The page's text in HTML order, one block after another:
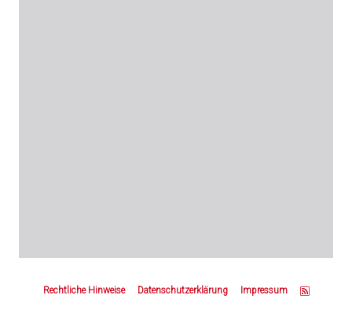
Rechtliche Hinweise Datenschutzerklärung Impressum